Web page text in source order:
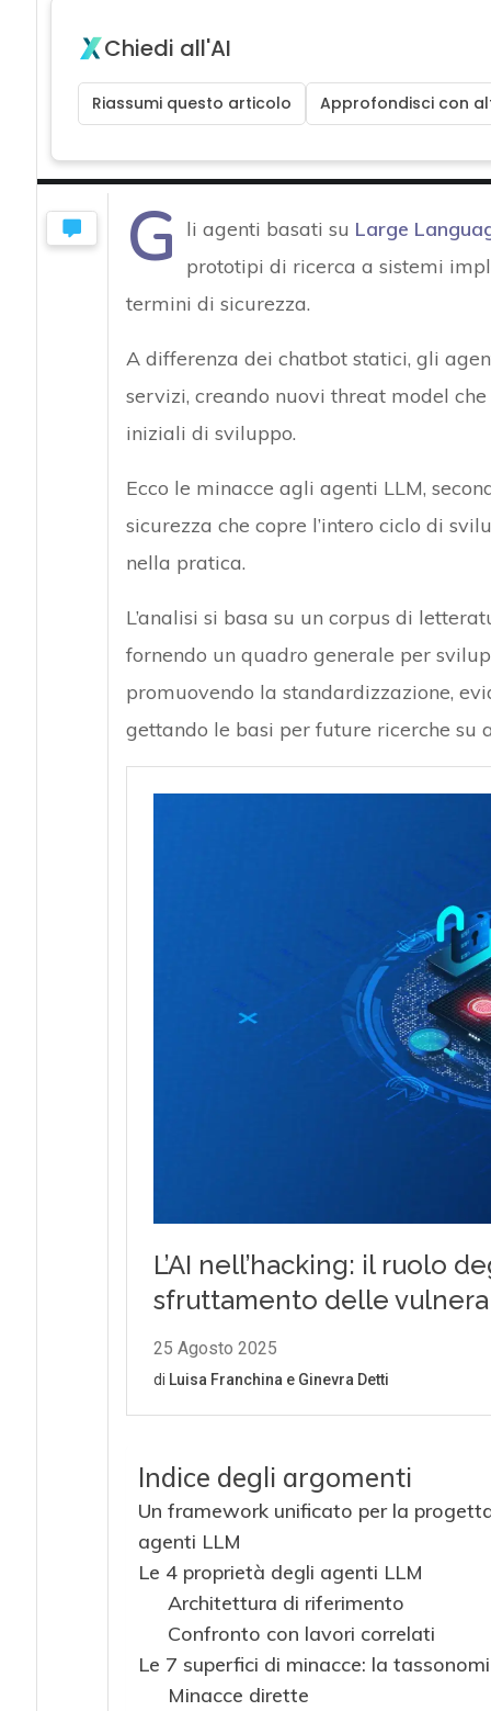
Chiedi all'AI
Riassumi questo articolo Approfondisci con
G li agenti basati su Large
prototipi di ricerca a sistemi
termini di sicurezza.
A differenza dei chatbot statici, gli
servizi, creando nuovi threat model
iniziali di sviluppo.
Ecco le minacce agli agenti LLM,
sicurezza che copre l’intero ciclo di
nella pratica.
L’analisi si basa su un corpus di
fornendo un quadro generale per
promuovendo la standardizzazione,
gettando le basi per future ricerche su
Indice degli argomenti
Un framework unificato per la
agenti LLM
Le 4 proprietà degli agenti LLM
Architettura di riferimento
Confronto con lavori correlati
Le 7 superfici di minacce: la
Minacce dirette